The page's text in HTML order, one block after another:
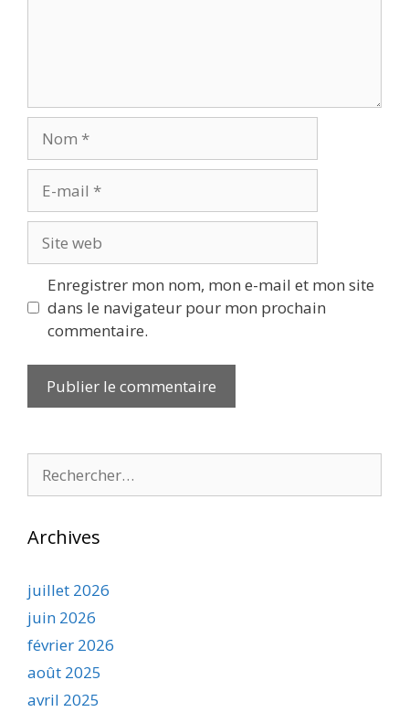
mail
web
Enregistrer mon nom, mon e-mail et mon site
dans le navigateur pour mon prochain
commentaire.
Archives
juillet 2026
juin 2026
février 2026
août 2025
avril 2025